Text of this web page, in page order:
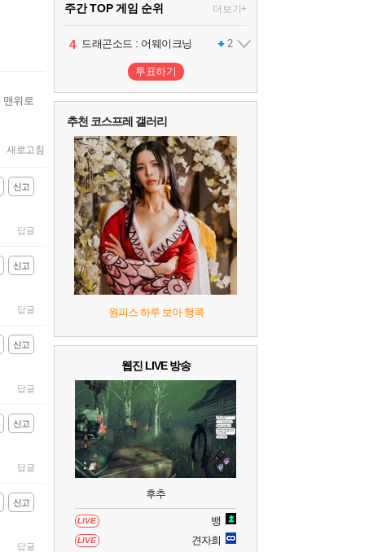
맨위로
새로고침
신고
답글
신고
답글
신고
답글
신고
답글
신고
답글
주간 TOP 게임 순위 더보기+
1 팰월드
2 1
3 프로야구스피리츠2026 2
4 드래곤소드 : 어웨이크닝 2
5 블라인드 삼국 1
6 그랑블루 판타지 리링크 - 엔드리스 라그나로크 1
7 리듬 천국 미라클 스타즈 2
8 헤일로: 캠페인 이볼브드 2
9 캡틴 츠바사 2 월드 파이터즈
10 레고 배트맨: 레거시 오브 더 다크 나이트
투표하기
추천 코스프레 갤러리
원피스 하루 보아 행콕
웹진 LIVE 방송
후추
LIVE 뱅
LIVE 견자희